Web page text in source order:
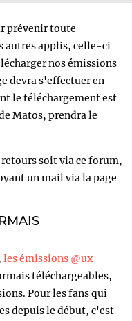
prévenir toute
autres applis, celle-ci
nos émissions
devra s'effectuer en
le téléchargement est
Matos, prendra le
soit via ce forum,
un mail via la page
les émissions @ux
téléchargeables,
Pour les fans qui
depuis le début, c'est